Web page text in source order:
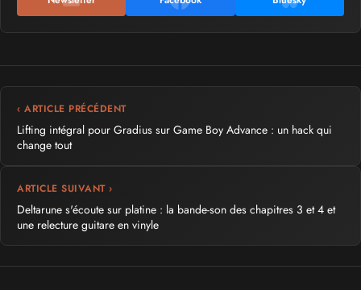
‹ ARTICLE PRÉCÉDENT
Lifting intégral pour Gradius sur Game Boy Advance : un hack qui
change tout
ARTICLE SUIVANT ›
Deltarune s'écoute sur platine : la bande-son des chapitres 3 et 4 et
une relecture guitare en vinyle